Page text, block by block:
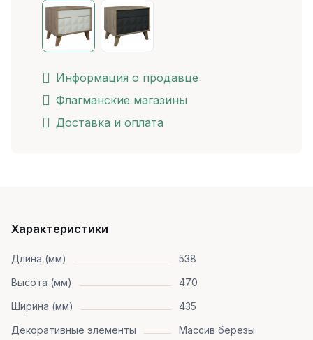
Информация о продавце
Флагманские магазины
Доставка и оплата
Характеристики
Длина (мм)
538
Высота (мм)
470
Ширина (мм)
435
Декоративные элементы
Массив березы